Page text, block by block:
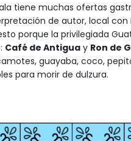
tiene muchas ofertas
de autor, local
porque la privilegiada
Café de Antigua y Ron de
guayaba, coco,
para morir de dulzura.